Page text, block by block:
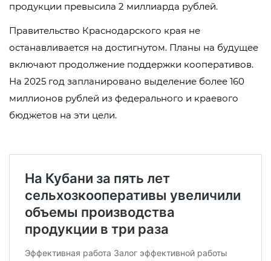
продукции превысила 2 миллиарда рублей.
Правительство Краснодарского края не
останавливается на достигнутом. Планы на будущее
включают продолжение поддержки кооперативов.
На 2025 год запланировано выделение более 160
миллионов рублей из федерального и краевого
бюджетов на эти цели.